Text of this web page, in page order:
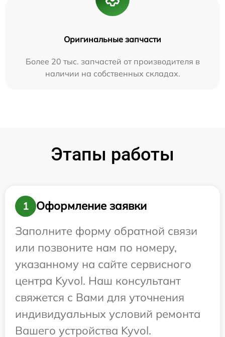
Оригинальные запчасти
Более 20 тыс. запчастей от производителя в
наличии на собственных складах.
Этапы работы
1
Оформление заявки
Заполните форму обратной связи
или позвоните нам по номеру,
указанному на сайте сервисного
центра Kyvol. Наш консультант
свяжется с Вами для уточнения
индивидуальных условий ремонта
Вашего устройства Kyvol.